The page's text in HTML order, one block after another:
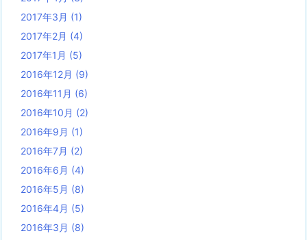
2017年3月 (1)
2017年2月 (4)
2017年1月 (5)
2016年12月 (9)
2016年11月 (6)
2016年10月 (2)
2016年9月 (1)
2016年7月 (2)
2016年6月 (4)
2016年5月 (8)
2016年4月 (5)
2016年3月 (8)